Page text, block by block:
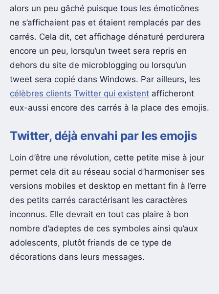
alors un peu gâché puisque tous les émoticônes
ne s’affichaient pas et étaient remplacés par des
carrés. Cela dit, cet affichage dénaturé perdurera
encore un peu, lorsqu’un tweet sera repris en
dehors du site de microblogging ou lorsqu’un
tweet sera copié dans Windows. Par ailleurs, les
célèbres clients Twitter qui existent afficheront
eux-aussi encore des carrés à la place des emojis.
Twitter, déjà envahi par les emojis
Loin d’être une révolution, cette petite mise à jour
permet cela dit au réseau social d’harmoniser ses
versions mobiles et desktop en mettant fin à l’erre
des petits carrés caractérisant les caractères
inconnus. Elle devrait en tout cas plaire à bon
nombre d’adeptes de ces symboles ainsi qu’aux
adolescents, plutôt friands de ce type de
décorations dans leurs messages.